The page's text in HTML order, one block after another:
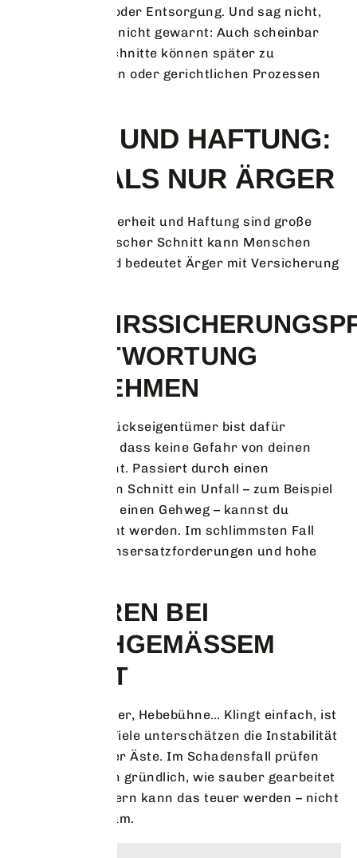
Absperrungen oder Entsorgung. Und sag nicht,
wir hätten dich nicht gewarnt: Auch scheinbar
gut gemeinte Schnitte können später zu
Gutachterkosten oder gerichtlichen Prozessen
RISIKO UND HAFTUNG:
MEHR ALS NUR ÄRGER
Gerade die Sicherheit und Haftung sind große
Themen: Ein falscher Schnitt kann Menschen
gefährden – und bedeutet Ärger mit Versicherung
VERANTWORTUNG
ÜBERNEHMEN
Du als Grundstückseigentümer bist dafür
verantwortlich, dass keine Gefahr von deinen
Bäumen ausgeht. Passiert durch einen
unsachgemäßen Schnitt ein Unfall – zum Beispiel
ein Ast fällt auf einen Gehweg – kannst du
haftbar gemacht werden. Im schlimmsten Fall
drohen Schadensersatzforderungen und hohe
GEFAHREN BEI
UNSACHGEMÄSSEM S
Motorsäge, Leiter, Hebebühne… Klingt einfach, ist
es aber nicht! Viele unterschätzen die Instabilität
alter oder hohler Äste. Im Schadensfall prüfen
Versicherungen gründlich, wie sauber gearbeitet
wurde. Bei Fehlern kann das teuer werden – nicht
nur für den Baum.